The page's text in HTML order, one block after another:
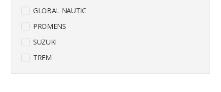
GLOBAL NAUTIC
PROMENS
SUZUKI
TREM